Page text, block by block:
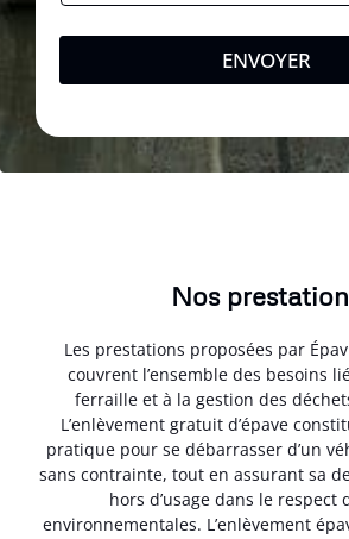
ENVOYER
Nos
Les prestations proposées par
couvrent l’ensemble des besoins
ferraille et à la gestion des
L’enlèvement gratuit d’épave
pratique pour se débarrasser d’un
sans contrainte, tout en assurant sa
hors d’usage dans le respect
environnementales. L’enlèvement